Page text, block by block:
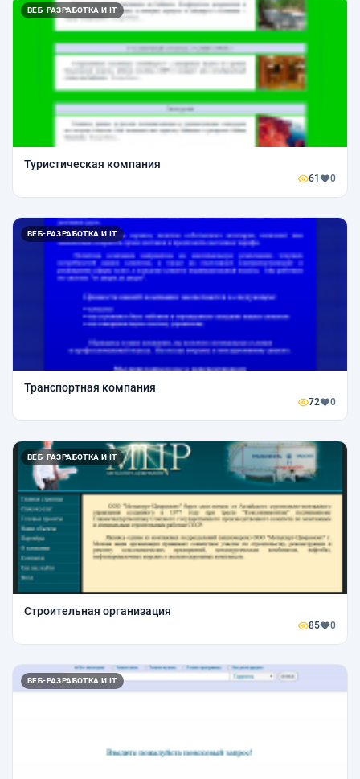
ВЕБ-РАЗРАБОТКА И IT
Туристическая компания
61 0
ВЕБ-РАЗРАБОТКА И IT
Транспортная компания
72 0
ВЕБ-РАЗРАБОТКА И IT
Строительная организация
85 0
ВЕБ-РАЗРАБОТКА И IT